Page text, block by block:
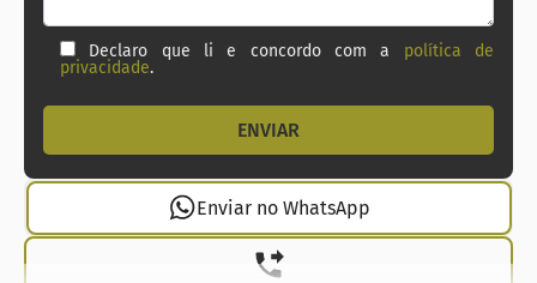
Declaro que li e concordo com a política de
privacidade.
Enviar no WhatsApp